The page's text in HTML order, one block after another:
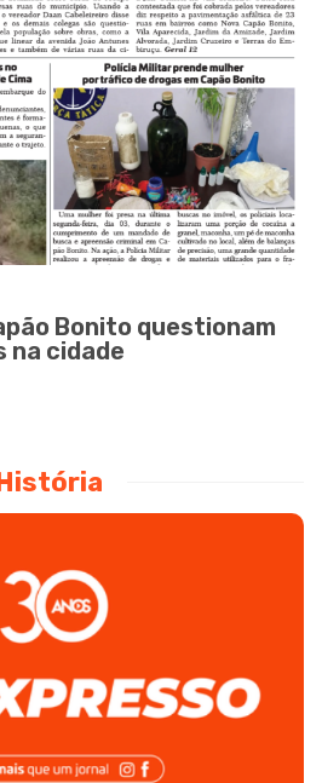
Bonito questionam
na cidade